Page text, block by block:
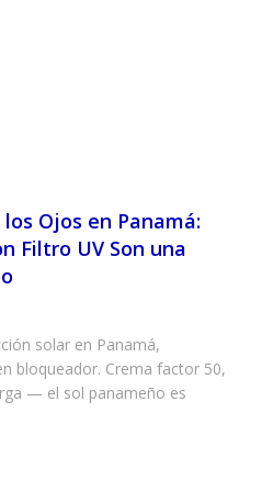
Ojos en Panamá:
Filtro UV Son una
solar en Panamá,
bloqueador. Crema factor 50,
— el sol panameño es